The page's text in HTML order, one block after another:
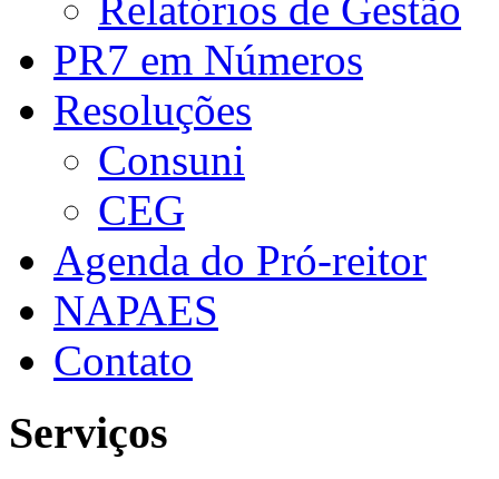
PR7 em Números
Resoluções
Consuni
CEG
Agenda do Pró-reitor
NAPAES
Contato
Serviços